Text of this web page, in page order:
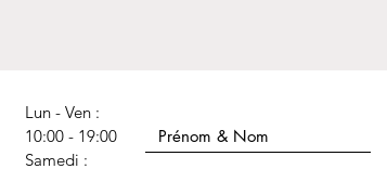
Lun - Ven :
10:00 - 19:00
​​Samedi :